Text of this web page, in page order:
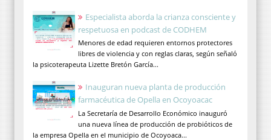
Especialista aborda la crianza consciente y
respetuosa en podcast de CODHEM
Menores de edad requieren entornos protectores
libres de violencia y con reglas claras, según señaló
la psicoterapeuta Lizette Bretón García...
Inauguran nueva planta de producción
farmacéutica de Opella en Ocoyoacac
La Secretaría de Desarrollo Económico inauguró
una nueva línea de producción de probióticos de
la empresa Opella en el municipio de Ocoyoaca...